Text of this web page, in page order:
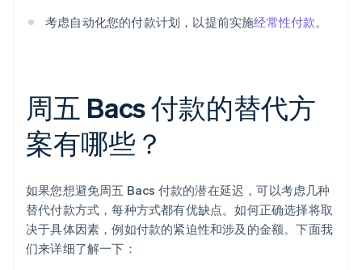
考虑自动化您的付款计划，以提前实施经常性付款。
周五 Bacs 付款的替代方
案有哪些？
如果您想避免周五 Bacs 付款的潜在延迟，可以考虑几种
替代付款方式，每种方式都有优缺点。如何正确选择将取
决于具体因素，例如付款的紧迫性和涉及的金额。下面我
们来详细了解一下：